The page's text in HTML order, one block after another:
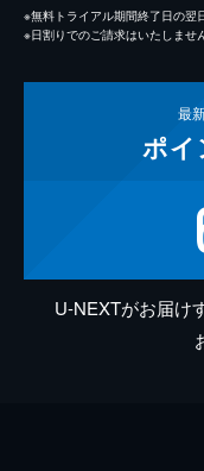
※無料トライアル期間終了日の翌
※日割りでのご請求はいたしません
最
ポイ
U-NEXTがお届け